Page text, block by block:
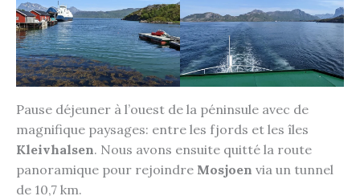
Pause déjeuner à l’ouest de la péninsule avec de
magnifique paysages: entre les fjords et les îles
Kleivhalsen. Nous avons ensuite quitté la route
panoramique pour rejoindre Mosjoen via un tunnel
de 10,7 km.